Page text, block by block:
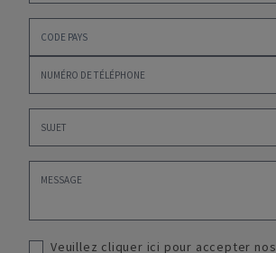
Veuillez cliquer ici pour accepter nos